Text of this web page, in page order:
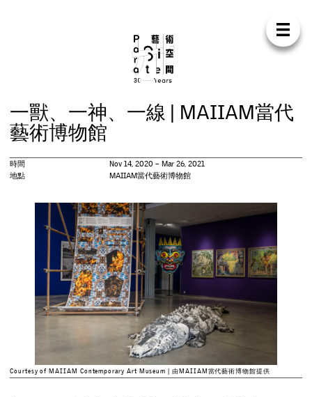
Para
我們 支持
展覽
活動
藝術駐留
出版
工作坊
一獸、 一神、 一線 | MAIIAM當代
藝術博物館
時間
Nov 14, 2020 – Mar 26, 2021
地點
MAIIAM當代藝術博物館
Courtesy of MAIIAM Contemporary Art Museum | 由MAIIAM當代藝術博物館提供